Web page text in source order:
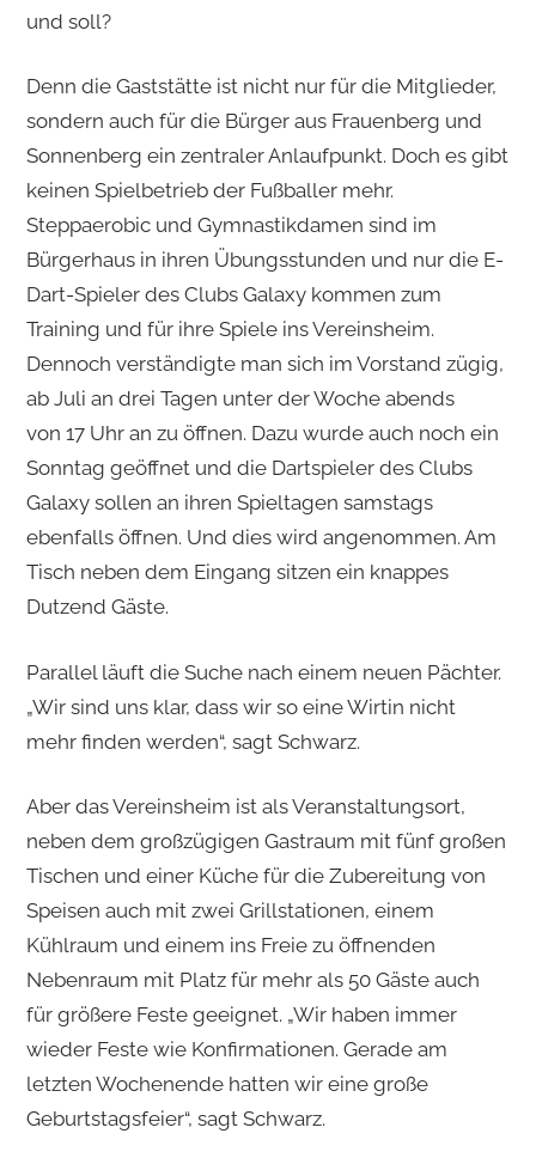
und soll?
Denn die Gaststätte ist nicht nur für die Mitglieder,
sondern auch für die Bürger aus Frauenberg und
Sonnenberg ein zentraler Anlaufpunkt. Doch es gibt
keinen Spielbetrieb der Fußballer mehr.
Steppaerobic und Gymnastikdamen sind im
Bürgerhaus in ihren Übungsstunden und nur die E-
Dart-Spieler des Clubs Galaxy kommen zum
Training und für ihre Spiele ins Vereinsheim.
Dennoch verständigte man sich im Vorstand zügig,
ab Juli an drei Tagen unter der Woche abends
von 17 Uhr an zu öffnen. Dazu wurde auch noch ein
Sonntag geöffnet und die Dartspieler des Clubs
Galaxy sollen an ihren Spieltagen samstags
ebenfalls öffnen. Und dies wird angenommen. Am
Tisch neben dem Eingang sitzen ein knappes
Dutzend Gäste.
Parallel läuft die Suche nach einem neuen Pächter.
„Wir sind uns klar, dass wir so eine Wirtin nicht
mehr finden werden“, sagt Schwarz.
Aber das Vereinsheim ist als Veranstaltungsort,
neben dem großzügigen Gastraum mit fünf großen
Tischen und einer Küche für die Zubereitung von
Speisen auch mit zwei Grillstationen, einem
Kühlraum und einem ins Freie zu öffnenden
Nebenraum mit Platz für mehr als 50 Gäste auch
für größere Feste geeignet. „Wir haben immer
wieder Feste wie Konfirmationen. Gerade am
letzten Wochenende hatten wir eine große
Geburtstagsfeier“, sagt Schwarz.